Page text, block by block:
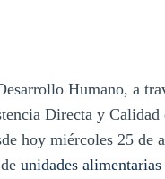
Humano, a
Directa y Calidad
hoy miércoles 25 de
de unidades alimentarias